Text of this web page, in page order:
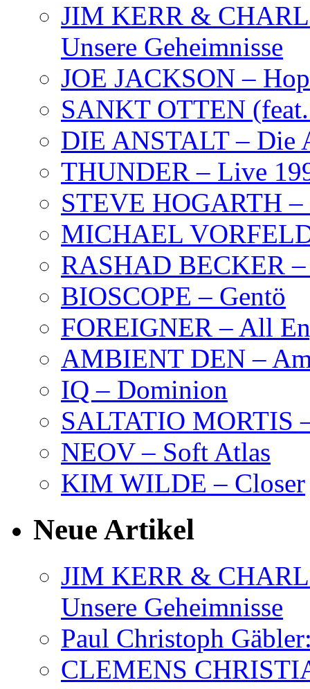
JIM KERR &
Unsere Geheimnisse
JOE JACKSON –
SANKT OTTEN
DIE ANSTALT – Die
THUNDER – Live
STEVE HOGARTH –
MICHAEL
RASHAD BECKER
BIOSCOPE – Gentö
FOREIGNER – All
AMBIENT DEN –
IQ – Dominion
SALTATIO MORTIS
NEOV – Soft Atlas
KIM WILDE – Closer
Neue Artikel
JIM KERR &
Unsere Geheimnisse
Paul Christoph
CLEMENS